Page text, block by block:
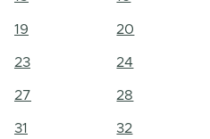
19 20
23 24
27 28
31 32